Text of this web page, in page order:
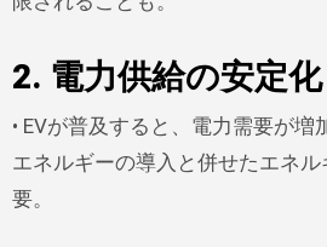
2. 電力供給の安定化
• EVが普及すると、電力需要が
エネルギーの導入と併せたエネ
要。